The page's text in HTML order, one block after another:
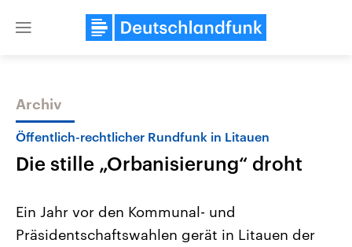
Close
Themen
Archiv
Öffentlich-rechtlicher Rundfunk in Litauen
Die stille „Orbanisierung“ droht
Ein Jahr vor den Kommunal- und
Präsidentschaftswahlen gerät in Litauen der